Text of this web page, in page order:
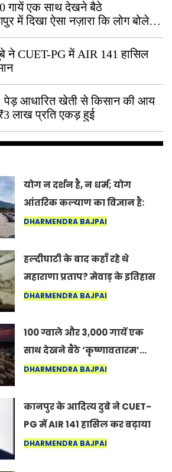
गायें एक साथ देखने बैठे
में दिखा ऐसा नज़ारा कि लोग बोले,
कर सकते हैं”
ने CUET-PG में AIR 141 हासिल
पेड़ आधारित खेती से किसान की आय
लाख प्रति एकड़ हुई
योग न दर्शन है, न धर्म; योग
आंतरिक कल्याण का विज्ञान है:
अंतरराष्ट्रीय योग दिवस 2026 पर
DHARMENDRA BAJPAI
हल्दीघाटी के बाद कहाँ रहे थे
महाराणा प्रताप? मेवाड़ के इतिहास
का वह अनकहा अध्याय जो आज भी
DHARMENDRA BAJPAI
100 ग्वाले और 3,000 गायें एक
साथ देखने बैठे ‘कृष्णावतारम’…
नागपुर में दिखा ऐसा नज़ारा कि
कर सकते हैं”
DHARMENDRA BAJPAI
कानपुर के आदित्य दुबे ने CUET-
PG में AIR 141 हासिल कर बढ़ाया
शहर का मान
DHARMENDRA BAJPAI